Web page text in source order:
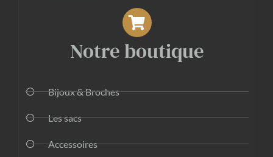
Notre boutique
Bijoux & Broches
Les sacs
Accessoires